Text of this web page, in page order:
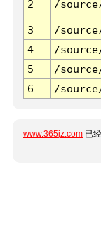
2 /
3 /
4
/
5
/
6
/
www.365jz.com 已